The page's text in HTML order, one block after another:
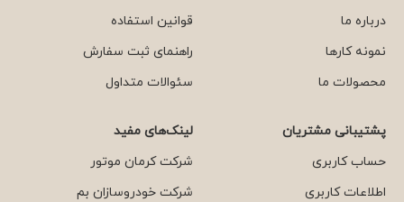
درباره ما
نمونه کارها
محصولات ما
قوانین استفاده
راهنمای ثبت سفارش
سئوالات متداول
پشتیبانی مشتریان
حساب کاربری
اطلاعات کاربری
لینک‌های مفید
شرکت کرمان موتور
شرکت خودروسازان بم